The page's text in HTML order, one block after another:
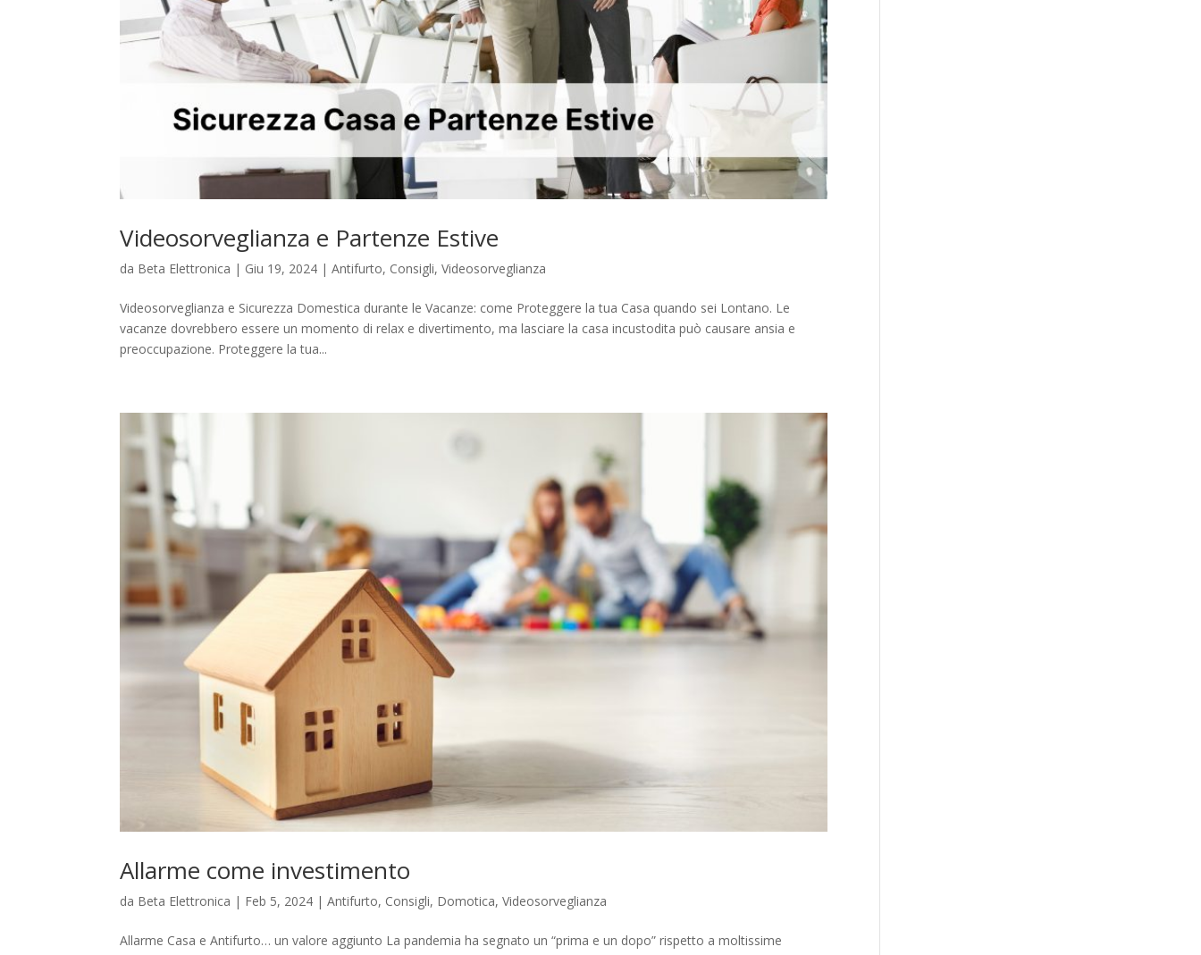
Videosorveglianza e Partenze Estive
da Beta Elettronica | Giu 19, 2024 |Antifurto, Consigli,Videosorveglianza
Videosorveglianza e Sicurezza Domestica durante le Vacanze: come Proteggere la tua Casa quando sei Lontano. Le
vacanze dovrebbero essere un momento di relax e divertimento, ma lasciare la casa incustodita può causare ansia e
preoccupazione. Proteggere la tua...
Allarme come investimento
da Beta Elettronica | Feb 5, 2024 |Antifurto, Consigli, Domotica,Videosorveglianza
Allarme Casa e Antifurto… un valore aggiunto La pandemia ha segnato un “prima e un dopo” rispetto a moltissime